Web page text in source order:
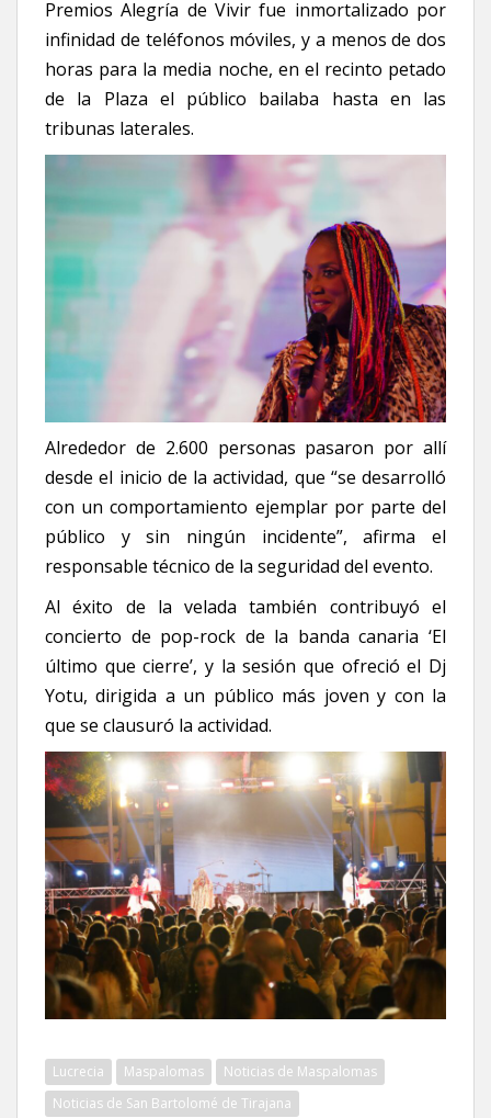
Premios Alegría de Vivir fue inmortalizado por
infinidad de teléfonos móviles, y a menos de dos
horas para la media noche, en el recinto petado
de la Plaza el público bailaba hasta en las
tribunas laterales.
Alrededor de 2.600 personas pasaron por allí
desde el inicio de la actividad, que “se desarrolló
con un comportamiento ejemplar por parte del
público y sin ningún incidente”, afirma el
responsable técnico de la seguridad del evento.
Al éxito de la velada también contribuyó el
concierto de pop-rock de la banda canaria ‘El
último que cierre’, y la sesión que ofreció el Dj
Yotu, dirigida a un público más joven y con la
que se clausuró la actividad.
Lucrecia Maspalomas
Noticias de Maspalomas
Noticias de San Bartolomé de Tirajana